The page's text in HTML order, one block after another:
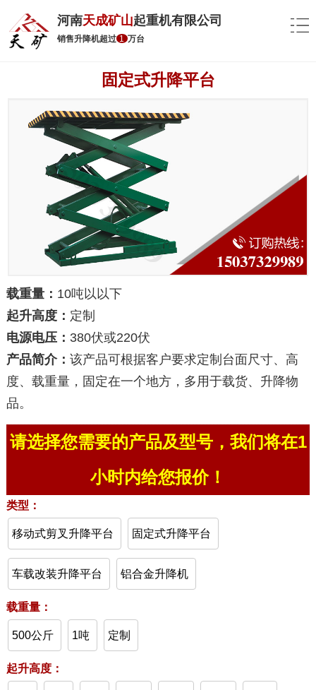
河南天成矿山起重机有限公司
销售升降机超过 1 万台
固定式升降平台
载重量： 10吨以以下
起升高度： 定制
电源电压： 380伏或220伏
产品简介： 该产品可根据客户要求定制台面尺寸、高
度、载重量，固定在一个地方，多用于载货、升降物
品。
请选择您需要的产品及型号，我们将在1
小时内给您报价！
类型：
移动式剪叉升降平台 固定式升降平台
车载改装升降平台 铝合金升降机
载重量：
500公斤 1吨 定制
起升高度：